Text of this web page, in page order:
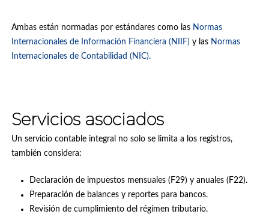
Ambas están normadas por estándares como las Normas
Internacionales de Información Financiera (NIIF) y las Normas
Internacionales de Contabilidad (NIC).
Servicios asociados
Un servicio contable integral no solo se limita a los registros,
también considera:
Declaración de impuestos mensuales (F29) y anuales (F22).
Preparación de balances y reportes para bancos.
Revisión de cumplimiento del régimen tributario.